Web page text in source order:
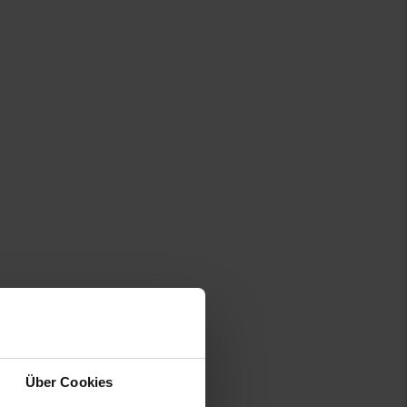
Über Cookiesbreker.de